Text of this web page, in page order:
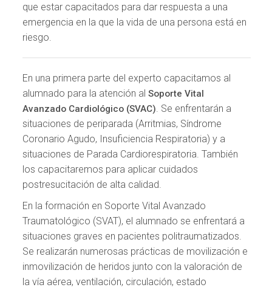
que estar capacitados para dar respuesta a una
emergencia en la que la vida de una persona está en
riesgo.
En una primera parte del experto capacitamos al
alumnado para la atención alSoporte Vital
Avanzado Cardiológico (SVAC). Se enfrentarán a
situaciones de periparada (Arritmias, Síndrome
Coronario Agudo, Insuficiencia Respiratoria) y a
situaciones de Parada Cardiorespiratoria. También
los capacitaremos para aplicar cuidados
postresucitación de alta calidad.
En la formación en Soporte Vital Avanzado
Traumatológico (SVAT), el alumnado se enfrentará a
situaciones graves en pacientes politraumatizados.
Se realizarán numerosas prácticas de movilización e
inmovilización de heridos junto con la valoración de
la vía aérea, ventilación, circulación, estado